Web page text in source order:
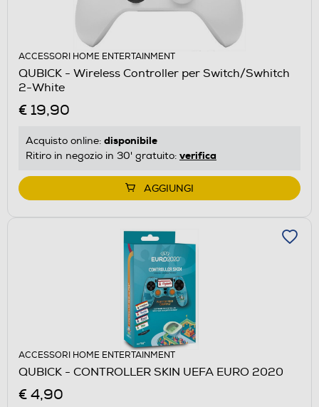
ACCESSORI HOME ENTERTAINMENT
QUBICK - Wireless Controller per Switch/Swhitch
2-White
€ 19,90
Acquisto online: disponibile
Ritiro in negozio in 30' gratuito: verifica
AGGIUNGI
ACCESSORI HOME ENTERTAINMENT
QUBICK - CONTROLLER SKIN UEFA EURO 2020
€ 4,90